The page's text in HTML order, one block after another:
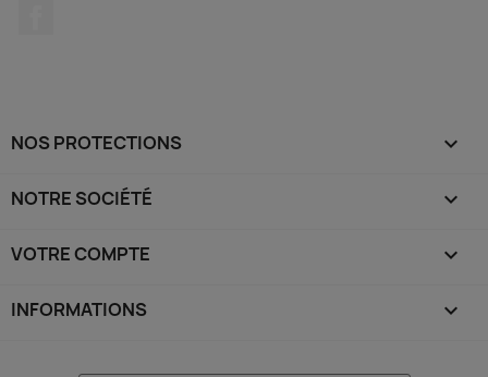
NOS PROTECTIONS 
NOTRE SOCIÉTÉ 
VOTRE COMPTE 
INFORMATIONS keyboard_arrow_down